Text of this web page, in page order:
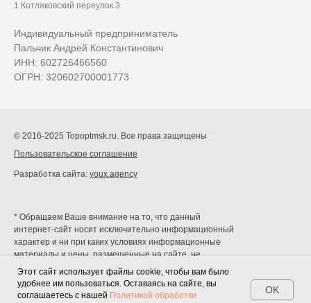
Этот сайт использует файлы cookie, чтобы вам было
удобнее им пользоваться. Оставаясь на сайте, вы
соглашаетесь с нашей Политикой обработки
OK
Индивидуальный предприниматель
Пальчик Андрей Константинович
ИНН: 602726466560
ОГРН: 320602700001773
1 Котляковский переулок 3
© 2016-2025 Topoptmsk.ru. Все права защищены
Пользовательское соглашение
Разработка сайта: youx.agency
* Обращаем Ваше внимание на то, что данный
интернет-сайт носит исключительно информационный
характер и ни при каких условиях информационные
материалы и цены, размещенные на сайте, не
являются публичной офертой, определяемой
положениями Статей 435 и 437 Гражданского кодекса
РФ.